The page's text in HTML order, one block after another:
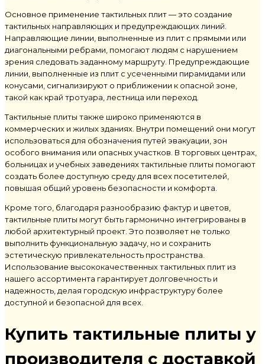
Основное применение тактильных плит — это создание
тактильных направляющих и предупреждающих линий.
Направляющие линии, выполненные из плит с прямыми или
диагональными ребрами, помогают людям с нарушением
зрения следовать заданному маршруту. Предупреждающие
линии, выполненные из плит с усеченными пирамидами или
конусами, сигнализируют о приближении к опасной зоне,
такой как край тротуара, лестница или переход.
Тактильные плиты также широко применяются в
коммерческих и жилых зданиях. Внутри помещений они могут
использоваться для обозначения путей эвакуации, зон
особого внимания или опасных участков. В торговых центрах,
больницах и учебных заведениях тактильные плиты помогают
создать более доступную среду для всех посетителей,
повышая общий уровень безопасности и комфорта.
Кроме того, благодаря разнообразию фактур и цветов,
тактильные плиты могут быть гармонично интегрированы в
любой архитектурный проект. Это позволяет не только
выполнить функциональную задачу, но и сохранить
эстетическую привлекательность пространства.
Использование высококачественных тактильных плит из
нашего ассортимента гарантирует долговечность и
надежность, делая городскую инфраструктуру более
доступной и безопасной для всех.
Купить тактильные плиты у
производителя с доставкой